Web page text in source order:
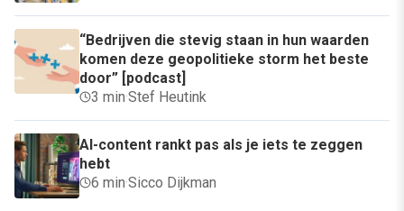
“Bedrijven die stevig staan in hun waarden
komen deze geopolitieke storm het beste
door” [podcast]
3 min·Stef Heutink
AI-content rankt pas als je iets te zeggen
hebt
6 min·Sicco Dijkman